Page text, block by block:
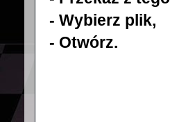
- Wybierz plik,
- Otwórz.